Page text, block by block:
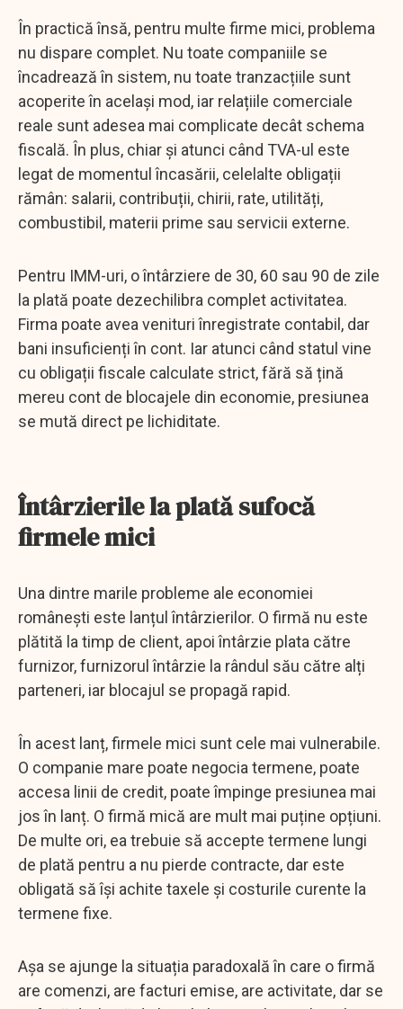
În practică însă, pentru multe firme mici, problema
nu dispare complet. Nu toate companiile se
încadrează în sistem, nu toate tranzacțiile sunt
acoperite în același mod, iar relațiile comerciale
reale sunt adesea mai complicate decât schema
fiscală. În plus, chiar și atunci când TVA-ul este
legat de momentul încasării, celelalte obligații
rămân: salarii, contribuții, chirii, rate, utilități,
combustibil, materii prime sau servicii externe.
Pentru IMM-uri, o întârziere de 30, 60 sau 90 de zile
la plată poate dezechilibra complet activitatea.
Firma poate avea venituri înregistrate contabil, dar
bani insuficienți în cont. Iar atunci când statul vine
cu obligații fiscale calculate strict, fără să țină
mereu cont de blocajele din economie, presiunea
se mută direct pe lichiditate.
Întârzierile la plată sufocă
firmele mici
Una dintre marile probleme ale economiei
românești este lanțul întârzierilor. O firmă nu este
plătită la timp de client, apoi întârzie plata către
furnizor, furnizorul întârzie la rândul său către alți
parteneri, iar blocajul se propagă rapid.
În acest lanț, firmele mici sunt cele mai vulnerabile.
O companie mare poate negocia termene, poate
accesa linii de credit, poate împinge presiunea mai
jos în lanț. O firmă mică are mult mai puține opțiuni.
De multe ori, ea trebuie să accepte termene lungi
de plată pentru a nu pierde contracte, dar este
obligată să își achite taxele și costurile curente la
termene fixe.
Așa se ajunge la situația paradoxală în care o firmă
are comenzi, are facturi emise, are activitate, dar se